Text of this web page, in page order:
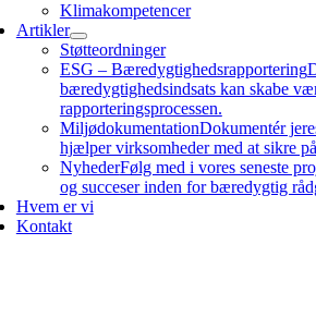
Klimakompetencer
Artikler
Støtteordninger
ESG – Bæredygtighedsrapportering
bæredygtighedsindsats kan skabe
rapporteringsprocessen.
MiljødokumentationDokumentér
hjælper virksomheder med at sikre
NyhederFølg med i vores seneste
og succeser inden for bæredygtig
Hvem er vi
Kontakt